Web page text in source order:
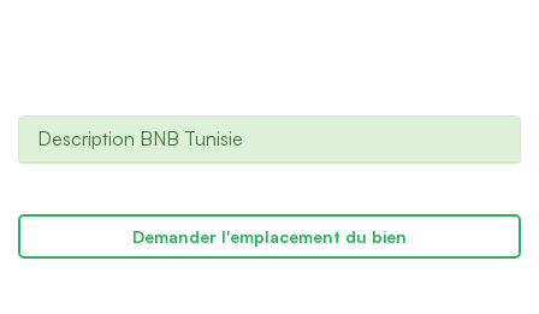
Description BNB Tunisie
Demander l'emplacement du bien